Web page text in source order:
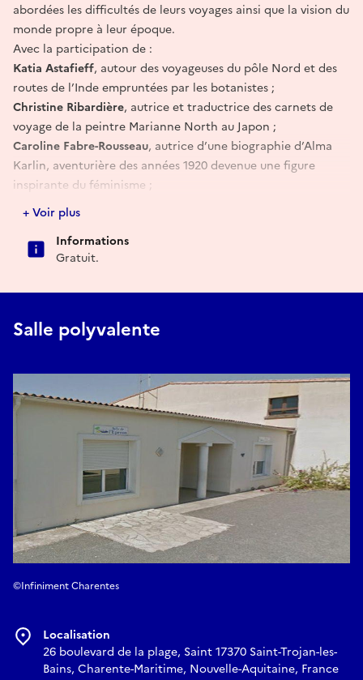
abordées les difficultés de leurs voyages ainsi que la vision du
monde propre à leur époque.
Avec la participation de :
Katia Astafieff, autour des voyageuses du pôle Nord et des
routes de l’Inde empruntées par les botanistes ;
Christine Ribardière, autrice et traductrice des carnets de
voyage de la peintre Marianne North au Japon ;
Caroline Fabre-Rousseau, autrice d’une biographie d’Alma
Karlin, aventurière des années 1920 devenue une figure
inspirante du féminisme ;
Sabrina Kiefner
amazones des guerres de Vendée.
Cet événement s’inscrit dans le cadre du festival Femmes en
livres. Retrouvez l’ensemble du programme sur
+ Voir plus
Informations
Gratuit.
Salle polyvalente
©Infiniment Charentes
Localisation
26 boulevard de la plage, Saint 17370 Saint-Trojan-les-
Bains, Charente-Maritime, Nouvelle-Aquitaine, France